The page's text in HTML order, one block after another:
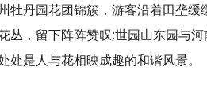
牡丹园花团锦簇，游客沿着田垄
丛，留下阵阵赞叹;世园山东园与
是人与花相映成趣的和谐风景。